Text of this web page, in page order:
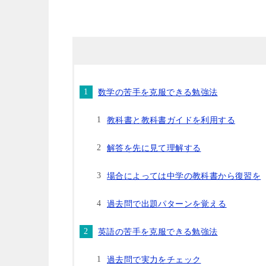
数学の苦手を克服できる勉強法
教科書と教科書ガイドを利用する
解答を先に見て理解する
場合によっては中学の教科書から復習を
過去問で出題パターンを覚える
英語の苦手を克服できる勉強法
過去問で実力をチェック